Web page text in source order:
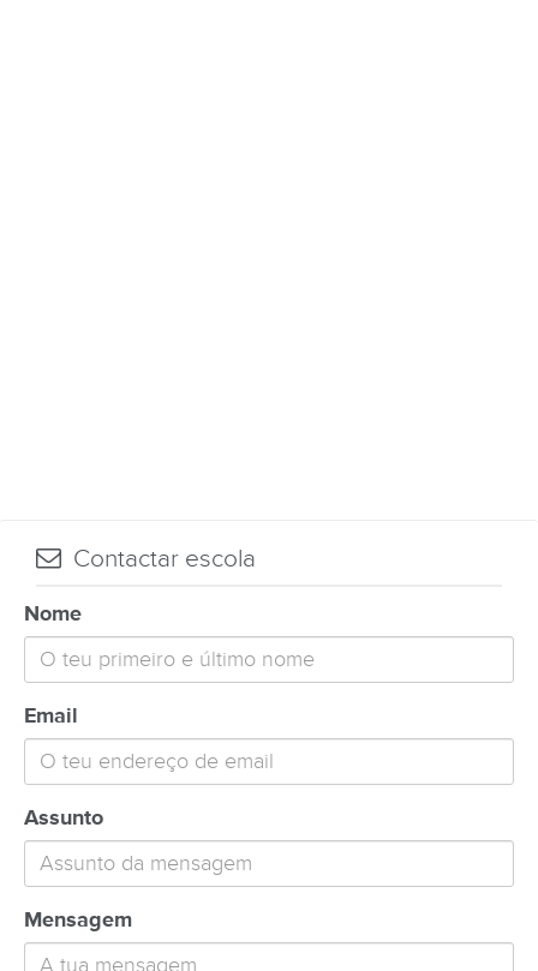
Contactar escola
Nome
Email
Assunto
Mensagem